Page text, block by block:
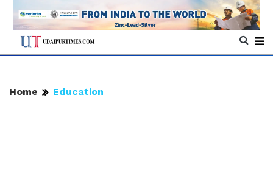
Home Education